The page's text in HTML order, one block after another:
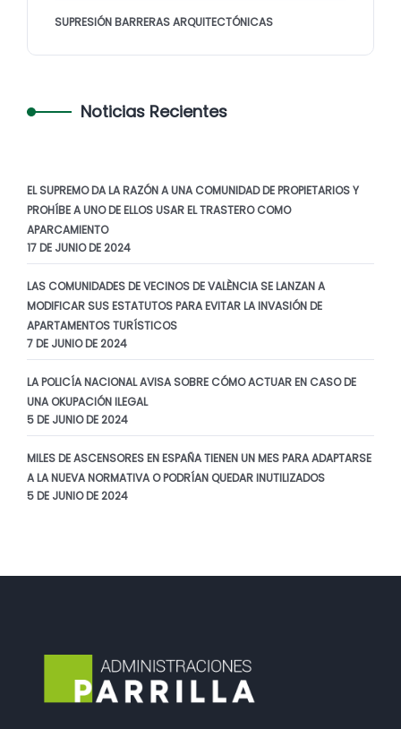
SUPRESIÓN BARRERAS ARQUITECTÓNICAS
Noticias Recientes
EL SUPREMO DA LA RAZÓN A UNA COMUNIDAD DE PROPIETARIOS Y
PROHÍBE A UNO DE ELLOS USAR EL TRASTERO COMO
APARCAMIENTO
17 DE JUNIO DE 2024
LAS COMUNIDADES DE VECINOS DE VALÈNCIA SE LANZAN A
MODIFICAR SUS ESTATUTOS PARA EVITAR LA INVASIÓN DE
APARTAMENTOS TURÍSTICOS
7 DE JUNIO DE 2024
LA POLICÍA NACIONAL AVISA SOBRE CÓMO ACTUAR EN CASO DE
UNA OKUPACIÓN ILEGAL
5 DE JUNIO DE 2024
MILES DE ASCENSORES EN ESPAÑA TIENEN UN MES PARA ADAPTARSE
A LA NUEVA NORMATIVA O PODRÍAN QUEDAR INUTILIZADOS
5 DE JUNIO DE 2024